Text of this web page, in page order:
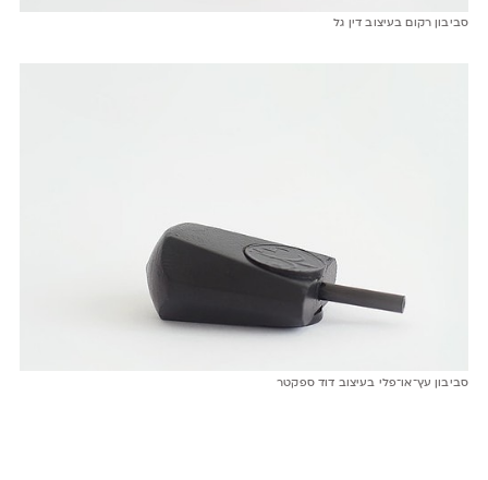
סביבון רקום בעיצוב דין גל
סביבון עץ־או־פלי בעיצוב דוד ספקטר